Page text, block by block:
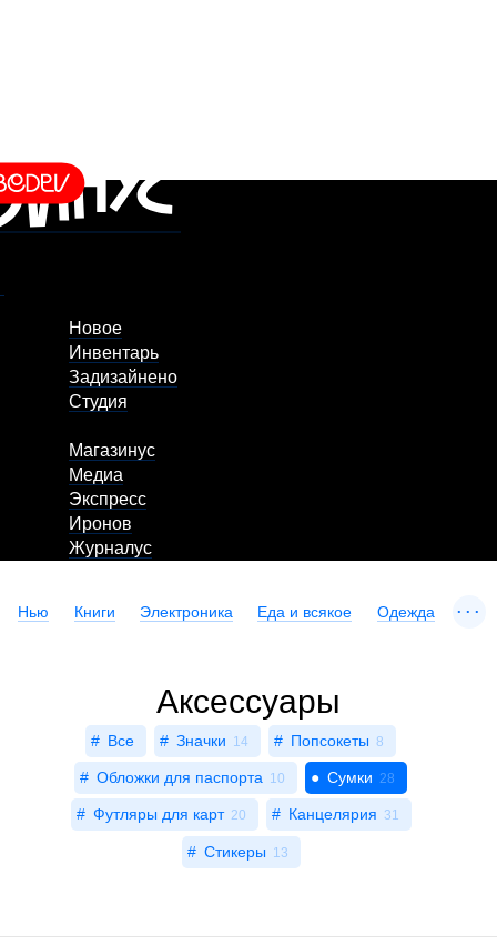
Новое
Инвентарь
Задизайнено
Студия
Магазинус
Медиа
Экспресс
Иронов
Журналус
Нью Книги Электроника Еда и всякое Одежда ...
Аксессуары
Все Значки 14 Попсокеты 8
Обложки для паспорта 10 Сумки 28
Футляры для карт 20 Канцелярия 31
Стикеры 13